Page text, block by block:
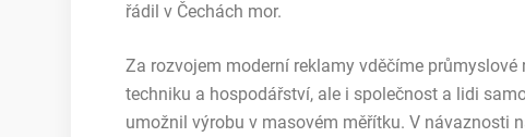
řádil v Čechách mor.
Za rozvojem moderní reklamy vděčíme průmyslové
techniku a hospodářství, ale i společnost a lidi
umožnil výrobu v masovém měřítku. V návaznosti